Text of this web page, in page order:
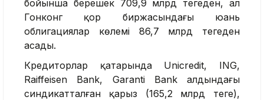
бойынша берешек 709,9 млрд теңгеден, ал
Гонконг қор биржасындағы юань
облигациялар көлемі 86,7 млрд теңгеден
асады.
Кредиторлар қатарында Unicredit, ING,
Raiffeisen Bank, Garanti Bank алдындағы
синдикатталған қарыз (165,2 млрд теңге),